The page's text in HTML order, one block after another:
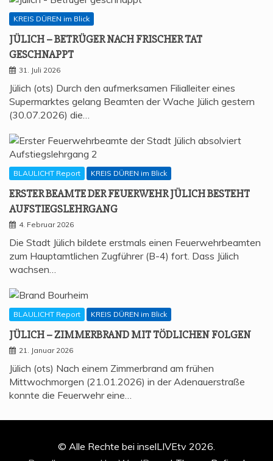
KREIS DÜREN im Blick
JÜLICH – BETRÜ­GER NACH FRI­SCHER TAT
GESCHNAPPT
31. Juli 2026
Jülich (ots) Durch den aufmerksamen Filialleiter eines
Supermarktes gelang Beamten der Wache Jülich gestern
(30.07.2026) die…
BLAULICHT Report KREIS DÜREN im Blick
ERS­TER BEAM­TE DER FEU­ER­WEHR JÜLICH BESTEHT
AUFSTIEGSLEHRGANG
4. Februar 2026
Die Stadt Jülich bildete erstmals einen Feuerwehrbeamten
zum Hauptamtlichen Zugführer (B-4) fort. Dass Jülich
wachsen…
BLAULICHT Report KREIS DÜREN im Blick
JÜLICH – ZIM­MER­BRAND MIT TÖD­LI­CHEN FOLGEN
21. Januar 2026
Jülich (ots) Nach einem Zimmerbrand am frühen
Mittwochmorgen (21.01.2026) in der Adenauerstraße
konnte die Feuerwehr eine…
© Alle Rechte bei inselLIVEtv 2026.